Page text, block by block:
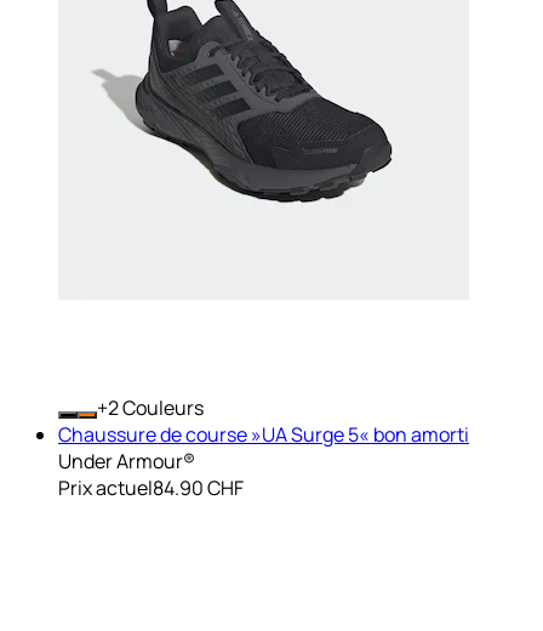
+ Couleurs
Chaussure de course »UA Surge 5« bon amorti
Under Armour®
Prix actuel84.90 CHF